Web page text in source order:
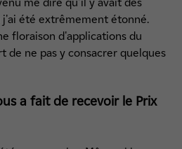
j'ai été extrêmement étonné.
floraison d'applications du
de ne pas y consacrer quelques
a fait de recevoir le Prix